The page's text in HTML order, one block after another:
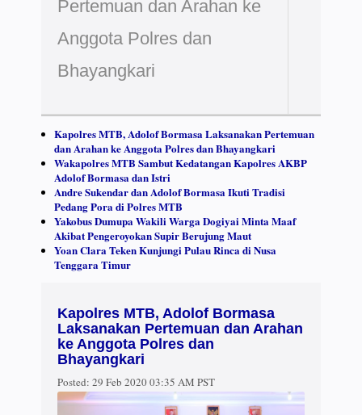
Pertemuan dan Arahan ke
Anggota Polres dan
Bhayangkari
Kapolres MTB, Adolof Bormasa Laksanakan Pertemuan
dan Arahan ke Anggota Polres dan Bhayangkari
Wakapolres MTB Sambut Kedatangan Kapolres AKBP
Adolof Bormasa dan Istri
Andre Sukendar dan Adolof Bormasa Ikuti Tradisi
Pedang Pora di Polres MTB
Yakobus Dumupa Wakili Warga Dogiyai Minta Maaf
Akibat Pengeroyokan Supir Berujung Maut
Yoan Clara Teken Kunjungi Pulau Rinca di Nusa
Tenggara Timur
Kapolres MTB, Adolof Bormasa
Laksanakan Pertemuan dan Arahan
ke Anggota Polres dan
Bhayangkari
Posted: 29 Feb 2020 03:35 AM PST